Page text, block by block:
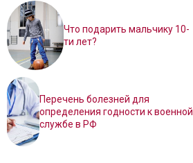
Что подарить мальчику 10-
ти лет?
Перечень болезней для
определения годности к военной
службе в РФ